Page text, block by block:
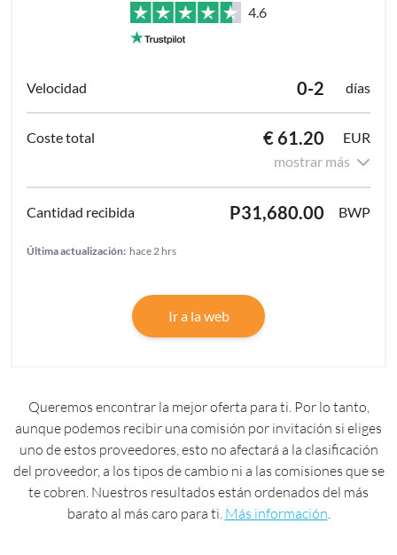
4.6
0-2 días
€ 61.20
EUR
mostrar más
P31,680.00 BWP
Última actualización: hace 2 hrs
Ir a la web
Queremos encontrar la mejor oferta para ti. Por lo tanto,
aunque podemos recibir una comisión por invitación si eliges
uno de estos proveedores, esto no afectará a la clasificación
del proveedor, a los tipos de cambio ni a las comisiones que se
te cobren. Nuestros resultados están ordenados del más
barato al más caro para ti. Más información